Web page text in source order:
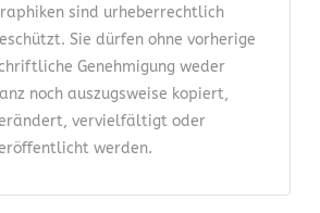
sind urheberrechtlich
Sie dürfen ohne vorherige
Genehmigung weder
noch auszugsweise kopiert,
vervielfältigt oder
werden.